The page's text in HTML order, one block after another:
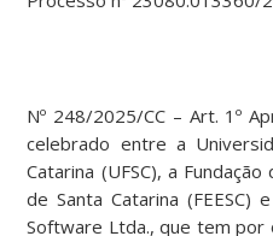
Nº 248/2025/CC – Art. 1º
celebrado entre a
Catarina (UFSC), a
de Santa Catarina (FEESC)
Software Ltda., que tem por